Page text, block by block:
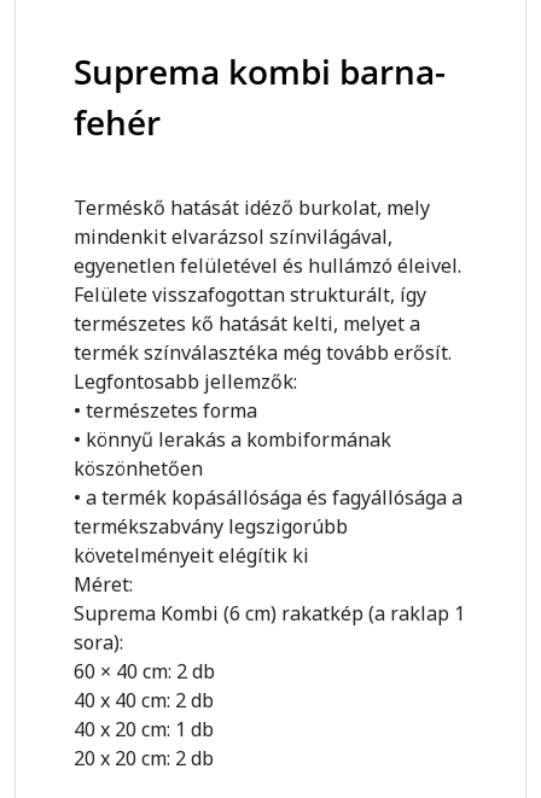
Suprema kombi barna-
fehér
Terméskő hatását idéző burkolat, mely
mindenkit elvarázsol színvilágával,
egyenetlen felületével és hullámzó éleivel.
Felülete visszafogottan strukturált, így
természetes kő hatását kelti, melyet a
termék színválasztéka még tovább erősít.
Legfontosabb jellemzők:
• természetes forma
• könnyű lerakás a kombiformának
köszönhetően
• a termék kopásállósága és fagyállósága a
termékszabvány legszigorúbb
követelményeit elégítik ki
Méret:
Suprema Kombi (6 cm) rakatkép (a raklap 1
sora):
60 × 40 cm: 2 db
40 x 40 cm: 2 db
40 x 20 cm: 1 db
20 x 20 cm: 2 db